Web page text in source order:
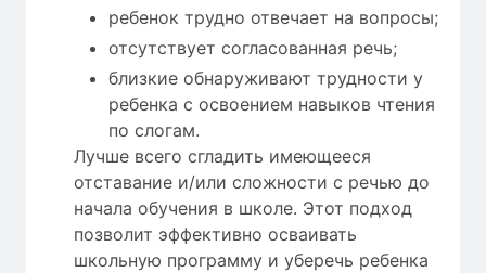
ребенок трудно отвечает на вопросы;
отсутствует согласованная речь;
близкие обнаруживают трудности у
ребенка с освоением навыков чтения
по слогам.
Лучше всего сгладить имеющееся
отставание и/или сложности с речью до
начала обучения в школе. Этот подход
позволит эффективно осваивать
школьную программу и уберечь ребенка